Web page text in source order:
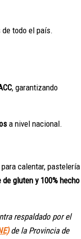
todo el país.
, garantizando
a nivel nacional.
calentar, pastelería
de gluten y 100% hecho
respaldado por el
de la Provincia de